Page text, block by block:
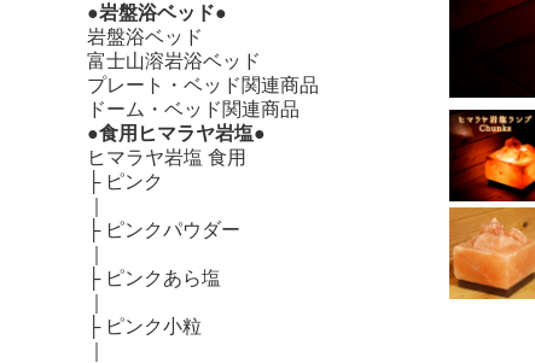
●岩盤浴ベッド●
岩盤浴ベッド
富士山溶岩浴ベッド
プレート・ベッド関連商品
ドーム・ベッド関連商品
●食用ヒマラヤ岩塩●
ヒマラヤ岩塩 食用
├ ピンク
├ ピンクパウダー
├ ピンクあら塩
├ ピンク小粒